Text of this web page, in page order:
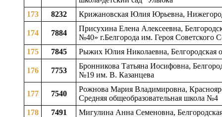
173
8232 Крижановская Юлия Юрьевна,
174 7884
Присухина Елена Алексеевна,
№40» г.Белгорода им. Героя Советского
175
7845 Рыжих Юлия Николаевна, Белгородская
176 7753
Бронникова Татьяна Иосифовна,
№19 им. В. Казанцева
177 7540
Рожнова Мария Владимировна,
Средняя общеобразовательная школа №4
178
7491
Мигулина Анна Семеновна,